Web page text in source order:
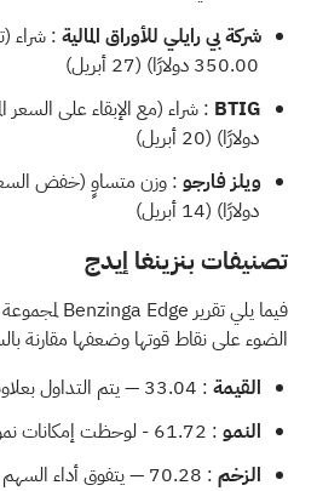
شركة بي رايلي للأوراق المالية: شراء
350.00 دولارًا) (27 أبريل)
BTIG
دولارًا) (20 أبريل)
ويلز فارجو
دولارًا) (14 أبريل)
تصنيفات بنزينغا إيدج
فيما يليتقرير Benzinga Edge
الضوء على نقاط قوتها وضعفها مقارنة
القيمة: 33.04 — يتم التداول بعلاوة مقارنة بالشركات المنافسة.
النمو: 61.72 - لوحظت إمكانات نمو معتدلة.
الزخم: 70.28 — يتفوق أداء السهم على أداء السوق بشكل عام.